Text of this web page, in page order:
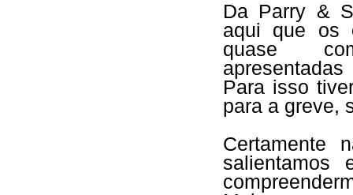
Da Parry &
aqui que os
quase
Para isso
para a greve,
Certamente
salientamos